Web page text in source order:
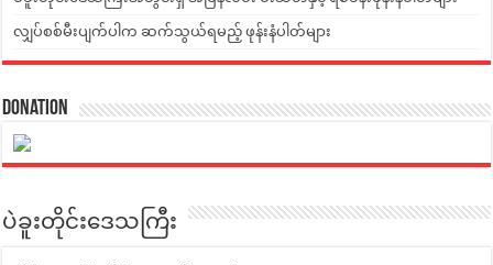
လျှပ်စစ်မီးပျက်ပါက ဆက်သွယ်ရမည့် ဖုန်းနံပါတ်များ
Donation
ပဲခူးတိုင်းဒေသကြီး